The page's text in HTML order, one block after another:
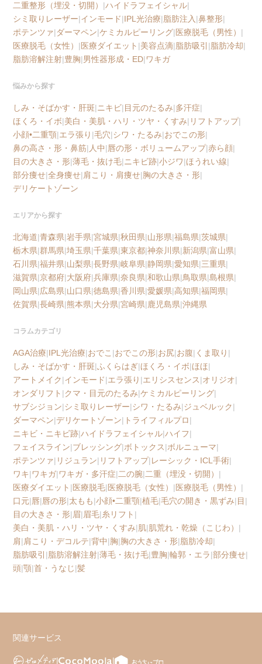
二重整形（埋没・切開） |ハイドラフェイシャル|
シミ取りレーザー|インモード|IPL光治療|脂肪注入|鼻整形|
ポテンツァ|ダーマペン|ケミカルピーリング|医療脱毛（男性） |
医療脱毛（女性） |医療ダイエット |美容点滴|脂肪吸引 |脂肪冷却|
脂肪溶解注射|豊胸|男性器形成・ED|ワキガ
悩みから探す
しみ・そばかす・肝斑|ニキビ|目元のたるみ|多汗症|
ほくろ・イボ|美白・美肌・ハリ・ツヤ・くすみ| リフトアップ|
小顔•二重顎|エラ張り |毛穴|シワ・たるみ|おでこの形|
鼻の高さ・形・鼻筋|人中|唇の形・ボリュームアップ|赤ら顔|
目の大きさ・形|薄毛・抜け毛|ニキビ跡|小ジワ|ほうれい線|
部分痩せ|全身痩せ|肩こり・肩痩せ|胸の大きさ・形|
デリケートゾーン
エリアから探す
北海道|青森県|岩手県|宮城県|秋田県|山形県|福島県|茨城県|
栃木県|群馬県|埼玉県|千葉県|東京都|神奈川県|新潟県|富山県|
石川県|福井県|山梨県|長野県|岐阜県|静岡県|愛知県|三重県|
滋賀県|京都府|大阪府|兵庫県|奈良県|和歌山県|鳥取県|島根県|
岡山県|広島県|山口県|徳島県|香川県|愛媛県|高知県|福岡県|
佐賀県|長崎県|熊本県|大分県|宮崎県|鹿児島県|沖縄県
コラムカテゴリ
AGA治療|IPL光治療|おでこ |おでこの形|お尻|お腹| くま取り |
しみ・そばかす・肝斑|ふくらはぎ|ほくろ・イボ|ほほ|
アートメイク|インモード|エラ張り |エリシスセンス|オリジオ|
オンダリフト |クマ・目元のたるみ|ケミカルピーリング|
サブシジョン|シミ取りレーザー|シワ・たるみ|ジュベルック|
ダーマペン|デリケートゾーン| トライフィルプロ|
ニキビ・ニキビ跡|ハイドラフェイシャル|ハイフ|
フェイスライン|ブレッシング|ボトックス|ボルニューマ|
ポテンツァ| リジュラン| リフトアップ|レーシック・ICL手術|
ワキ|ワキガ|ワキガ・多汗症|二の腕|二重（埋没・切開） |
医療ダイエット |医療脱毛|医療脱毛（女性） |医療脱毛（男性） |
口元|唇|唇の形|太もも|小顔•二重顎|植毛|毛穴の開き・黒ずみ|目 |
目の大きさ・形|眉|眉毛|糸リフト |
美白・美肌・ハリ・ツヤ・くすみ|肌|肌荒れ・乾燥（こじわ） |
肩|肩こり・デコルテ|背中|胸|胸の大きさ・形|脂肪冷却|
脂肪吸引 |脂肪溶解注射|薄毛・抜け毛|豊胸|輪郭・エラ|部分痩せ|
頭|顎|首・うなじ|髪
関連サービス